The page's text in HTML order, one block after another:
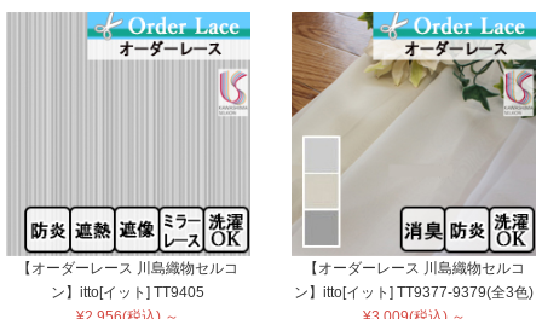
【オーダーレース 川島織物セルコ
ン】itto[イット] TT9405
【オーダーレース 川島織物セルコ
ン】itto[イット] TT9377-9379(全3色)